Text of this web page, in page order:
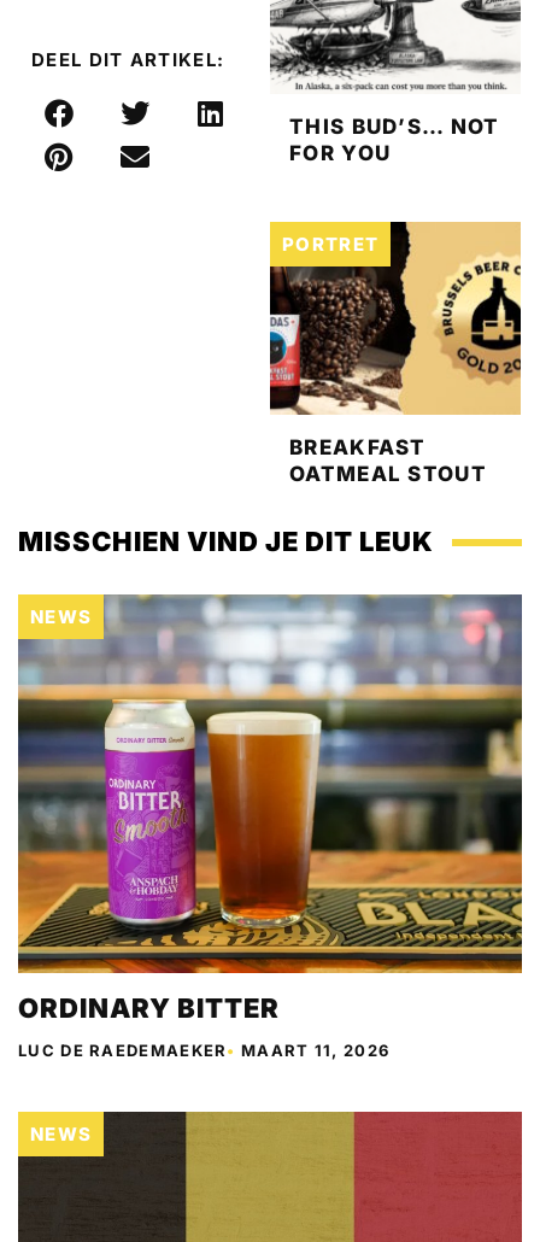
DEEL DIT ARTIKEL:
THIS BUD’S… NOT
FOR YOU
PORTRET
BREAKFAST
OATMEAL STOUT
MISSCHIEN VIND JE DIT LEUK
NEWS
ORDINARY BITTER
LUC DE RAEDEMAEKER•MAART 11, 2026
NEWS